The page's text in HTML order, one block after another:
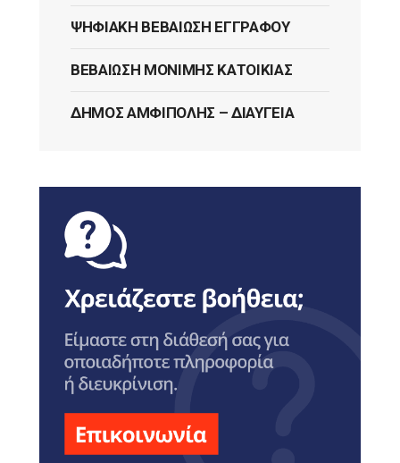
ΨΗΦΙΑΚΉ ΒΕΒΑΊΩΣΗ ΕΓΓΡΆΦΟΥ
ΒΕΒΑΊΩΣΗ ΜΌΝΙΜΗΣ ΚΑΤΟΙΚΊΑΣ
ΔΉΜΟΣ ΑΜΦΊΠΟΛΗΣ – ΔΙΑΎΓΕΙΑ